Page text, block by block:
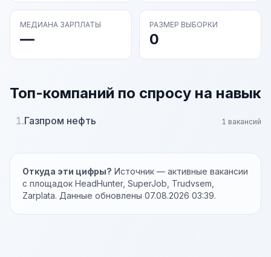
МЕДИАНА ЗАРПЛАТЫ
—
РАЗМЕР ВЫБОРКИ
0
Топ-компаний по спросу на навык
1.Газпром нефть 1 вакансий
Откуда эти цифры? Источник — активные вакансии
с площадок HeadHunter, SuperJob, Trudvsem,
Zarplata. Данные обновлены 07.08.2026 03:39.